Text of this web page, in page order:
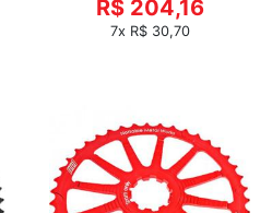
R$ 204,16
7x R$ 30,70